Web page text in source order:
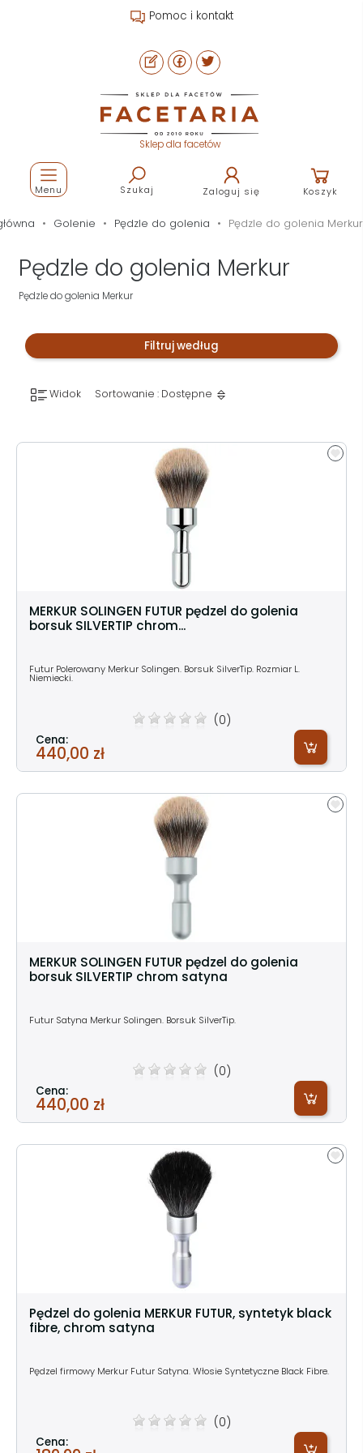
Pomoc i kontakt
Sklep dla facetów
Szukaj Zaloguj się Koszyk
Menu
Golenie Pędzle do golenia Pędzle do golenia Merkur
Pędzle do golenia Merkur
Pędzle do golenia Merkur
Filtruj według
Widok Sortowanie : Dostępne
MERKUR SOLINGEN FUTUR pędzel do golenia
borsuk SILVERTIP chrom...
Futur Polerowany Merkur Solingen. Borsuk SilverTip. Rozmiar L.
Niemiecki.
(0)
Cena:
440,00 zł
MERKUR SOLINGEN FUTUR pędzel do golenia
borsuk SILVERTIP chrom satyna
Futur Satyna Merkur Solingen. Borsuk SilverTip.
(0)
Cena:
440,00 zł
Pędzel do golenia MERKUR FUTUR, syntetyk black
fibre, chrom satyna
Pędzel firmowy Merkur Futur Satyna. Włosie Syntetyczne Black Fibre.
(0)
Cena: